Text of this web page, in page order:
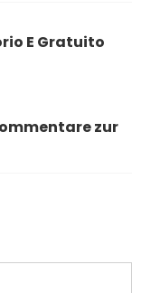
E Gratuito
zur